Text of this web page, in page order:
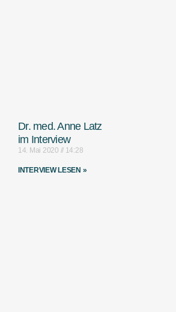
Dr. med. Anne Latz
im Interview
14. Mai 2020 14:28
INTERVIEW LESEN »